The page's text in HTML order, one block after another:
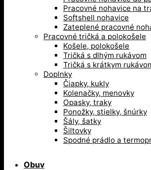
Pracovné nohavice na
Softshell nohavice
Zateplené pracovné
Pracovné tričká a polokošele
Košele, polokošele
Tričká s dlhým rukávom
Tričká s krátkym
Doplnky
Čiapky, kukly
Kolenačky, menovky
Opasky, traky
Ponožky, stielky, šnúrky
Šály, šatky
Šiltovky
Spodné prádlo a
Obuv